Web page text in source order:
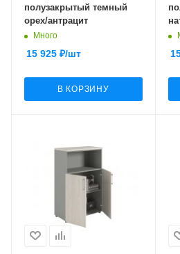
полузакрытый темный
орех/антрацит
Много
15 925 ₽/шт
В КОРЗИНУ